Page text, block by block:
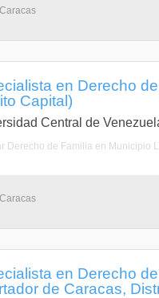
en Derecho
Capital)
Central de
Derecho de Familia en Municipio
en Derecho
de Caracas,